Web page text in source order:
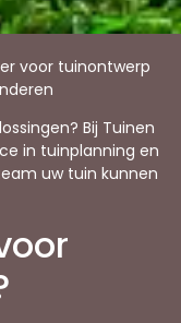
voor tuinontwerp
Bij Tuinen
in tuinplanning en
uw tuin kunnen